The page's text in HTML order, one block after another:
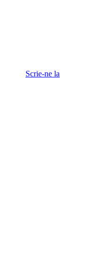
Scrie-ne la